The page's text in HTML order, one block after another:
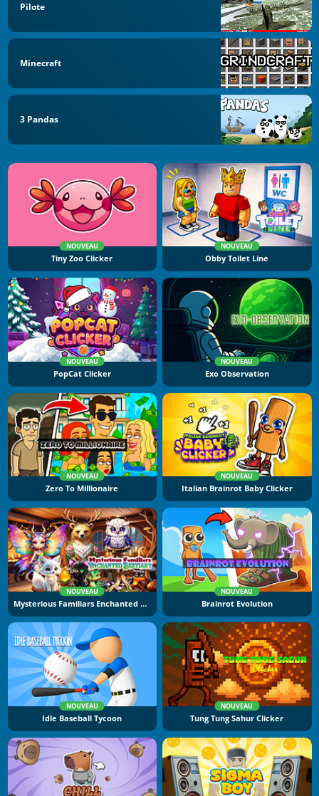
Pilote
Minecraft
3 Pandas
NOUVEAU
Tiny Zoo Clicker
NOUVEAU
Obby Toilet Line
NOUVEAU
PopCat Clicker
NOUVEAU
Exo Observation
NOUVEAU
Zero To Millionaire
NOUVEAU
Italian Brainrot Baby Clicker
NOUVEAU
Mysterious Familiars Enchanted Bestiary
NOUVEAU
Brainrot Evolution
NOUVEAU
Idle Baseball Tycoon
NOUVEAU
Tung Tung Sahur Clicker